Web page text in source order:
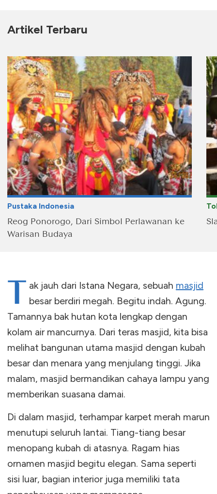
Artikel Terbaru
Pustaka Indonesia
Reog Ponorogo, Dari Simbol Perlawanan ke
Warisan Budaya
T ak jauh dari Istana Negara, sebuah masjid
besar berdiri megah. Begitu indah. Agung.
Tamannya bak hutan kota lengkap dengan
kolam air mancurnya. Dari teras masjid, kita bisa
melihat bangunan utama masjid dengan kubah
besar dan menara yang menjulang tinggi. Jika
malam, masjid bermandikan cahaya lampu yang
memberikan suasana damai.
Di dalam masjid, terhampar karpet merah marun
menutupi seluruh lantai. Tiang-tiang besar
menopang kubah di atasnya. Ragam hias
ornamen masjid begitu elegan. Sama seperti
sisi luar, bagian interior juga memiliki tata